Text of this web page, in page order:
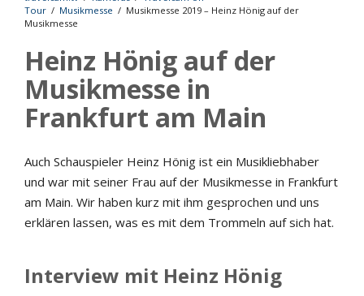
Tour / Musikmesse / Musikmesse 2019 – Heinz Hönig auf der
Musikmesse
Heinz Hönig auf der
Musikmesse in
Frankfurt am Main
Auch Schauspieler Heinz Hönig ist ein Musikliebhaber
und war mit seiner Frau auf der Musikmesse in Frankfurt
am Main. Wir haben kurz mit ihm gesprochen und uns
erklären lassen, was es mit dem Trommeln auf sich hat.
Interview mit Heinz Hönig